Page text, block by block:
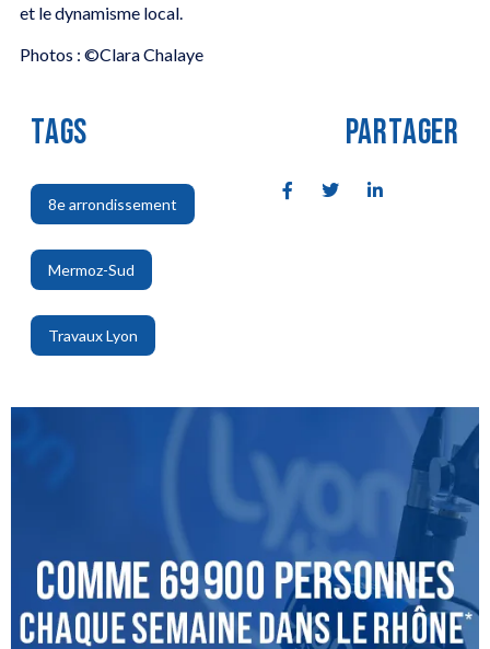
et le dynamisme local.
Photos : ©Clara Chalaye
TAGS
8e arrondissement
,
Mermoz-Sud
,
Travaux Lyon
PARTAGER